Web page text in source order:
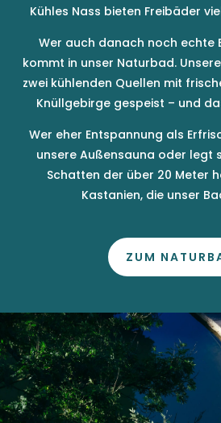
Kühles Nass bieten Freibäder
Wer auch danach noch echte
kommt in unser Naturbad.
zwei kühlenden Quellen mit
Knüllgebirge gespeist – und
Wer eher Entspannung als
unsere Außensauna oder legt
Schatten der über 20 Meter
Kastanien, die unser
ZUM